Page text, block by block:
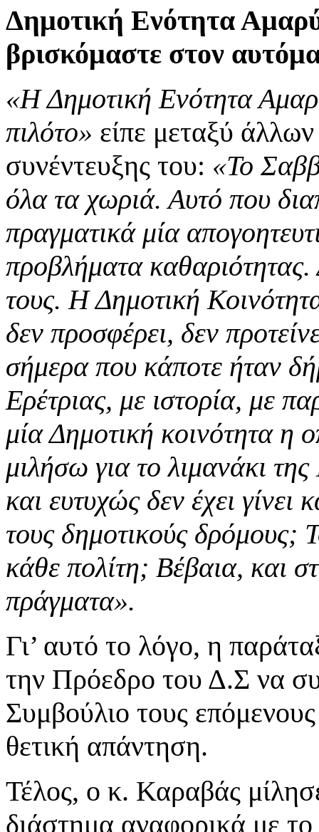
Δημοτική Ενότητα
βρισκόμαστε στον
«Η Δημοτική Ενότητα
πιλότο» είπε μεταξύ
συνέντευξης του: «Το
όλα τα χωριά. Αυτό που
πραγματικά μία
προβλήματα
τους. Η Δημοτική
δεν προσφέρει, δεν
σήμερα που κάποτε ήταν
Ερέτριας, με ιστορία, με
μία Δημοτική κοινότητα η
μιλήσω για το λιμανάκι
και ευτυχώς δεν έχει
τους δημοτικούς δρόμους;
κάθε πολίτη; Βέβαια, και
πράγματα».
Γι’ αυτό το λόγο, η
την Πρόεδρο του Δ.Σ να
Συμβούλιο τους
θετική απάντηση.
Τέλος, ο κ. Καραβάς
διάστημα αναφορικά με